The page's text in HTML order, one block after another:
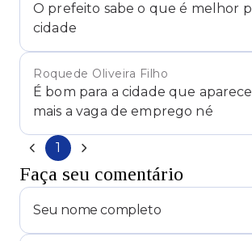
O prefeito sabe o que é melhor
cidade
Roquede Oliveira Filho
É bom para a cidade que
mais a vaga de emprego né
1
Faça seu comentário